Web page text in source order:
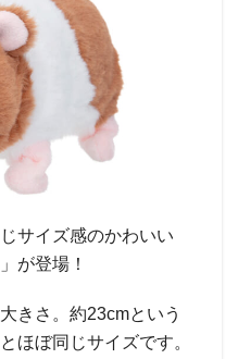
サイズ感のかわいい
が登場！
きさ。約23cmという
ほぼ同じサイズです。